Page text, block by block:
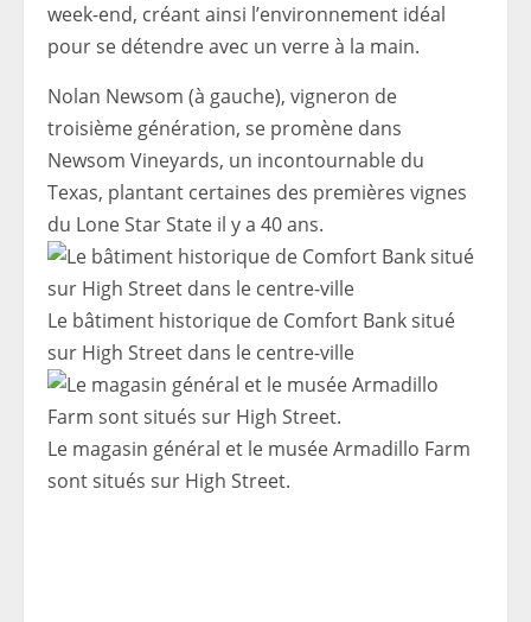
week-end, créant ainsi l’environnement idéal
pour se détendre avec un verre à la main.
Nolan Newsom (à gauche), vigneron de
troisième génération, se promène dans
Newsom Vineyards, un incontournable du
Texas, plantant certaines des premières vignes
du Lone Star State il y a 40 ans.
Le bâtiment historique de Comfort Bank situé
sur High Street dans le centre-ville
Le magasin général et le musée Armadillo Farm
sont situés sur High Street.